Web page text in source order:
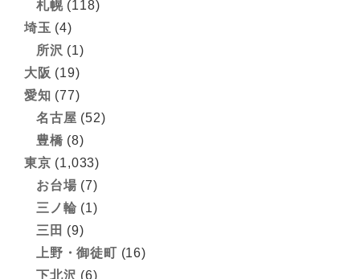
札幌(118)
埼玉 (4)
所沢 (1)
大阪 (19)
愛知 (77)
名古屋 (52)
豊橋 (8)
東京 (1,033)
お台場 (7)
三ノ輪 (1)
三田 (9)
上野・御徒町 (16)
下北沢 (6)